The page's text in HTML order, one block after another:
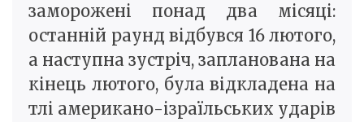
заморожені понад два місяці:
останній раунд відбувся 16 лютого,
а наступна зустріч, запланована на
кінець лютого, була відкладена на
тлі американо-ізраїльських ударів